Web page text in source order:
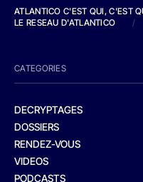
ATLANTICO C'EST QUI, C'EST
LE RESEAU D'ATLANTICO
/
CATEGORIES
DECRYPTAGES
DOSSIERS
RENDEZ-VOUS
VIDEOS
PODCASTS